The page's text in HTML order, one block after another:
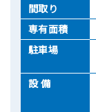
間取り
専有面積
駐車場
設 備